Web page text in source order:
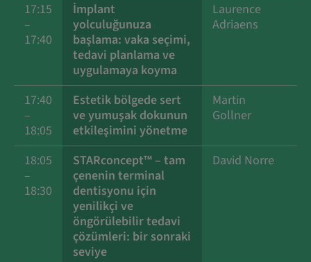
17:15
–
17:40
İmplant
yolculuğunuza
başlama: vaka seçimi,
tedavi planlama ve
uygulamaya koyma
Laurence
Adriaens
17:40
–
18:05
Estetik bölgede sert
ve yumuşak dokunun
etkileşimini yönetme
Martin
Gollner
18:05
–
18:30
STARconcept™ – tam
çenenin terminal
dentisyonu için
yenilikçi ve
öngörülebilir tedavi
çözümleri: bir sonraki
seviye
David Norre